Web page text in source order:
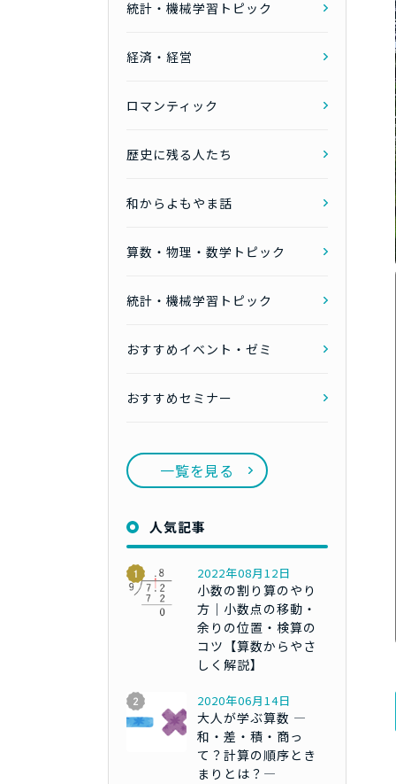
統計・機械学習トピック
経済・経営
ロマンティック
歴史に残る人たち
和からよもやま話
算数・物理・数学トピック
統計・機械学習トピック
おすすめイベント・ゼミ
おすすめセミナー
一覧を見る
人気記事
2022年08月12日
小数の割り算のやり
方｜小数点の移動・
余りの位置・検算の
コツ【算数からやさ
しく解説】
2020年06月14日
大人が学ぶ算数 ―
和・差・積・商っ
て？計算の順序とき
まりとは？―